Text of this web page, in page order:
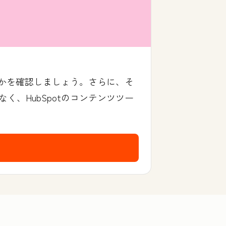
を確認しましょう。さらに、そ
く、HubSpotのコンテンツツー